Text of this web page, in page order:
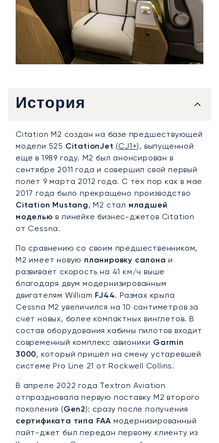
История
Citation M2 создан на базе предшествующей
модели 525 CitationJet (CJ1+), выпущенной
ещё в 1989 году. M2 был анонсирован в
сентябре 2011 года и совершил свой первый
полёт 9 марта 2012 года. С тех пор как в мае
2017 года было прекращено производство
Citation Mustang, M2 стал младшей
моделью в линейке бизнес-джетов Citation
от Cessna.
По сравнению со своим предшественником,
M2 имеет новую планировку салона и
развивает скорость на 41 км/ч выше
благодаря двум модернизированным
двигателям William FJ44. Размах крыла
Cessna M2 увеличился на 10 сантиметров за
счёт новых, более компактных винглетов. В
состав оборудования кабины пилотов входит
современный комплекс авионики Garmin
3000, который пришёл на смену устаревшей
системе Pro Line 21 от Rockwell Collins.
В апреле 2022 года Textron Aviation
отпраздновала первую поставку M2 второго
поколения (Gen2): сразу после получения
сертификата типа FAA модернизированный
лайт-джет был передан первому клиенту из